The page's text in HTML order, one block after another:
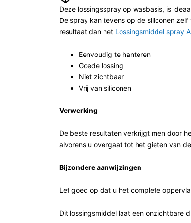
Deze lossingsspray op wasbasis, is
De spray kan tevens op de siliconen
resultaat dan het Lossingsmiddel spray
Eenvoudig te hanteren
Goede lossing
Niet zichtbaar
Vrij van siliconen
Verwerking
De beste resultaten verkrijgt men door
alvorens u overgaat tot het gieten van
Bijzondere aanwijzingen
Let goed op dat u het complete
Dit lossingsmiddel laat een onzichtbare